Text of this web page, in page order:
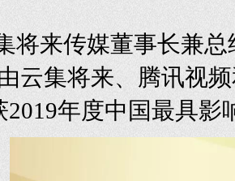
将来传媒董事长兼
云集将来、腾讯视
2019年度中国最具影